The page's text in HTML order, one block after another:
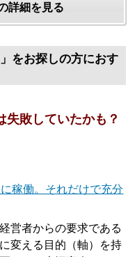
詳細を見る
をお探しの方におす
失敗していたかも？
稼働。それだけで充分
営者からの要求である
変える目的（軸）を持